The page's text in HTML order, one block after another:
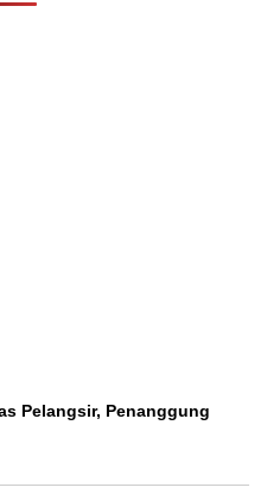
Pelangsir, Penanggung